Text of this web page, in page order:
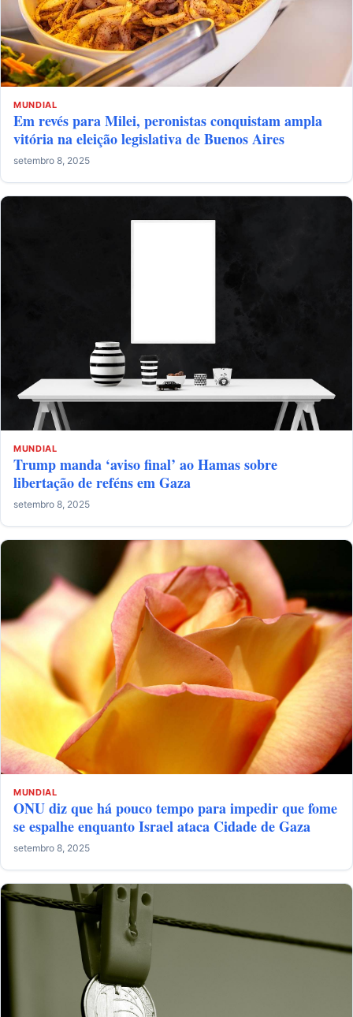
MUNDIAL
Em revés para Milei, peronistas conquistam ampla
vitória na eleição legislativa de Buenos Aires
setembro 8, 2025
MUNDIAL
Trump manda ‘aviso final’ ao Hamas sobre
libertação de reféns em Gaza
setembro 8, 2025
MUNDIAL
ONU diz que há pouco tempo para impedir que fome
se espalhe enquanto Israel ataca Cidade de Gaza
setembro 8, 2025